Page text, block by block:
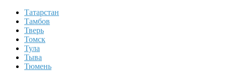
Татарстан
Тамбов
Тверь
Томск
Тула
Тыва
Тюмень